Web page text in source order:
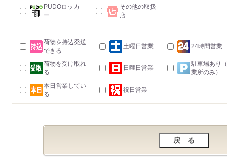
PUDOロッカ
ー
その他の取扱
店
荷物を持込発送
できる
土曜日営業 24時間営業
荷物を受け取れ
る
日曜日営業
駐車場あり
業所のみ）
本日営業してい
る
祝日営業